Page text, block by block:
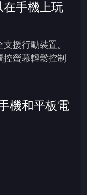
在手機上玩
援行動裝置。
螢幕輕鬆控制
機和平板電